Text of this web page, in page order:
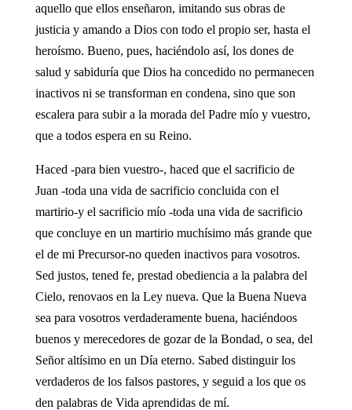
aquello que ellos enseñaron, imitando sus obras de
justicia y amando a Dios con todo el propio ser, hasta el
heroísmo. Bueno, pues, haciéndolo así, los dones de
salud y sabiduría que Dios ha concedido no permanecen
inactivos ni se transforman en condena, sino que son
escalera para subir a la morada del Padre mío y vuestro,
que a todos espera en su Reino.
Haced -para bien vuestro-, haced que el sacrificio de
Juan -toda una vida de sacrificio concluida con el
martirio-y el sacrificio mío -toda una vida de sacrificio
que concluye en un martirio muchísimo más grande que
el de mi Precursor-no queden inactivos para vosotros.
Sed justos, tened fe, prestad obediencia a la palabra del
Cielo, renovaos en la Ley nueva. Que la Buena Nueva
sea para vosotros verdaderamente buena, haciéndoos
buenos y merecedores de gozar de la Bondad, o sea, del
Señor altísimo en un Día eterno. Sabed distinguir los
verdaderos de los falsos pastores, y seguid a los que os
den palabras de Vida aprendidas de mí.